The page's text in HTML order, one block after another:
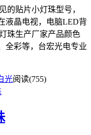
的贴片小灯珠型号，
液晶电视，电脑LED背
珠生产厂家产品颜色
全彩等，台宏光电专业
光阅读(755)